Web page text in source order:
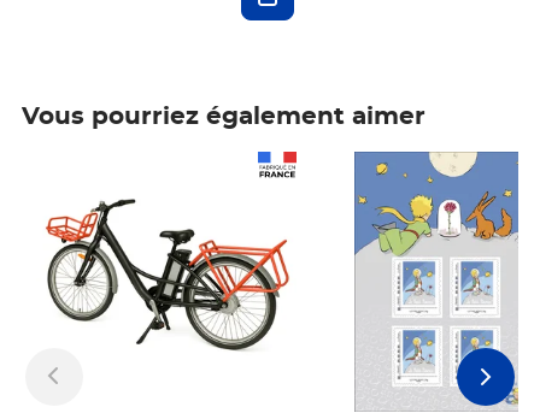
Vous pourriez également aimer
Prix 7,50€